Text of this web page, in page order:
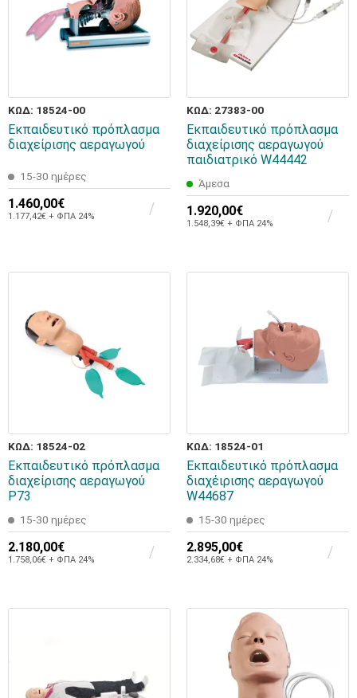
ΚΩΔ: 18524-00
Εκπαιδευτικό πρόπλασμα
διαχείρισης αεραγωγού
15-30 ημέρες
1.460,00€
1.177,42€ + ΦΠΑ 24%
ΚΩΔ: 27383-00
Εκπαιδευτικό πρόπλασμα
διαχείρισης αεραγωγού
παιδιατρικό W44442
Άμεσα
1.920,00€
1.548,39€ + ΦΠΑ 24%
ΚΩΔ: 18524-02
Εκπαιδευτικό πρόπλασμα
διαχείρισης αεραγωγού
P73
15-30 ημέρες
2.180,00€
1.758,06€ + ΦΠΑ 24%
ΚΩΔ: 18524-01
Εκπαιδευτικό πρόπλασμα
διαχέιρισης αεραγωγού
W44687
15-30 ημέρες
2.895,00€
2.334,68€ + ΦΠΑ 24%